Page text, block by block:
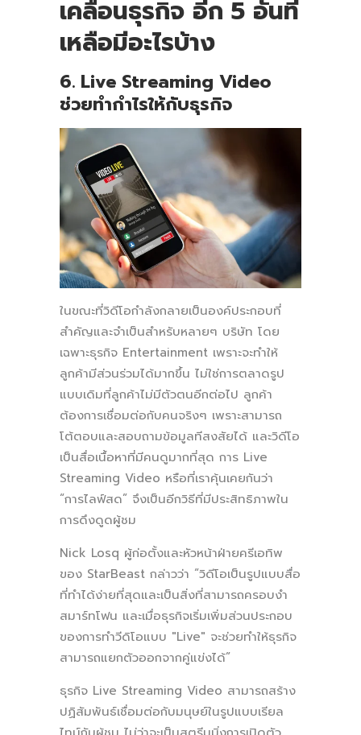
เคลื่อนธุรกิจ อีก 5 อันที่
เหลือมีอะไรบ้าง
6. Live Streaming Video
ช่วยทำกำไรให้กับธุรกิจ
ในขณะที่วิดีโอกำลังกลายเป็นองค์ประกอบที่
สำคัญและจำเป็นสำหรับหลายๆ บริษัท โดย
เฉพาะธุรกิจ Entertainment เพราะจะทำให้
ลูกค้ามีส่วนร่วมได้มากขึ้น ไม่ใช่การตลาดรูป
แบบเดิมที่ลูกค้าไม่มีตัวตนอีกต่อไป ลูกค้า
ต้องการเชื่อมต่อกับคนจริงๆ เพราะสามารถ
โต้ตอบและสอบถามข้อมูลทีสงสัยได้ และวิดีโอ
เป็นสื่อเนื้อหาที่มีคนดูมากที่สุด การ Live
Streaming Video หรือที่เราคุ้นเคยกันว่า
“การไลฟ์สด” จึงเป็นอีกวิธีที่มีประสิทธิภาพใน
การดึงดูดผู้ชม
Nick Losq ผู้ก่อตั้งและหัวหน้าฝ่ายครีเอทิพ
ของ StarBeast กล่าวว่า “วิดีโอเป็นรูปแบบสื่อ
ที่ทำได้ง่ายที่สุดและเป็นสิ่งที่สามารถครอบงำ
สมาร์ทโฟน และเมื่อธุรกิจเริ่มเพิ่มส่วนประกอบ
ของการทำวีดิโอแบบ "Live" จะช่วยทำให้ธุรกิจ
สามารถแยกตัวออกจากคู่แข่งได้”
ธุรกิจ Live Streaming Video สามารถสร้าง
ปฏิสัมพันธ์เชื่อมต่อกับมนุษย์ในรูปแบบเรียล